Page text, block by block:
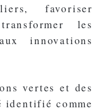
favoriser
les
innovations
vertes et des
identifié comme